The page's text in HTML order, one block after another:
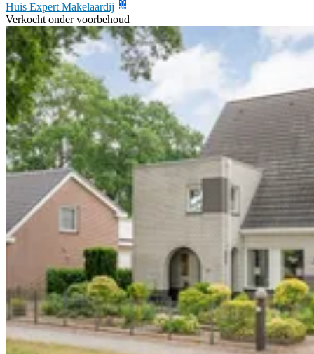
Huis Expert Makelaardij
Verkocht onder voorbehoud